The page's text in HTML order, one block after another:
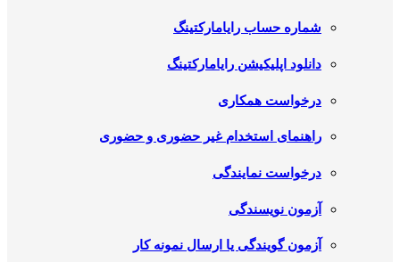
شماره حساب رایامارکتینگ
دانلود اپلیکیشن رایامارکتینگ
درخواست همکاری
راهنمای استخدام غیر حضوری و حضوری
درخواست نمایندگی
آزمون نویسندگی
آزمون گویندگی یا ارسال نمونه کار